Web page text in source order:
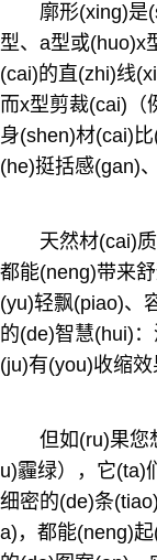
廓形(xing)是
型、a型或(huo)x
(cai)的直(zhi)线
而x型剪裁(cai)（
身(shen)材(cai)
(he)挺括感(gan)
天然材(cai)
都能(neng)带来
(yu)轻飘(piao)、
的(de)智慧(hui)
(ju)有(you)收缩效
但如(ru)果您
u)霾绿），它(ta)
细密的(de)条
a)，都能(neng)